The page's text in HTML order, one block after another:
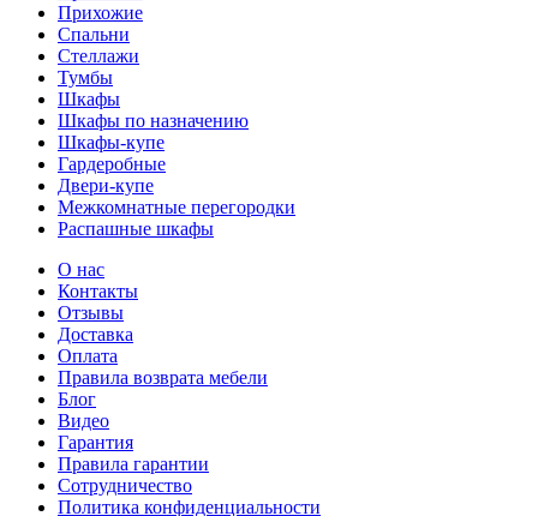
Прихожие
Спальни
Стеллажи
Тумбы
Шкафы
Шкафы по назначению
Шкафы-купе
Гардеробные
Двери-купе
Межкомнатные перегородки
Распашные шкафы
О нас
Контакты
Отзывы
Доставка
Оплата
Правила возврата мебели
Блог
Видео
Гарантия
Правила гарантии
Сотрудничество
Политика конфиденциальности